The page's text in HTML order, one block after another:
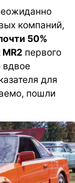
компаний,
50%
первого
вдвое
для
пошли